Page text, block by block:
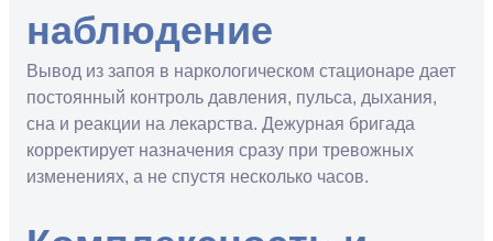
наблюдение
Вывод из запоя в наркологическом стационаре дает
постоянный контроль давления, пульса, дыхания,
сна и реакции на лекарства. Дежурная бригада
корректирует назначения сразу при тревожных
изменениях, а не спустя несколько часов.